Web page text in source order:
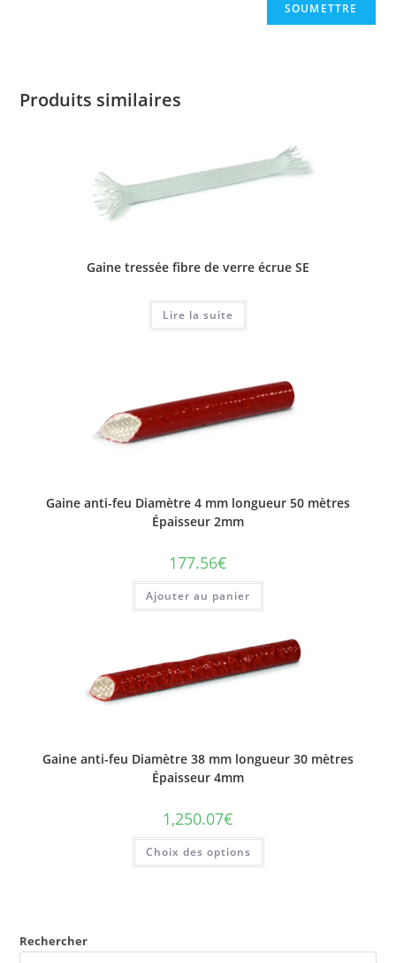
Produits similaires
Gaine tressée fibre de verre écrue SE
Lire la suite
Gaine anti-feu Diamètre 4 mm longueur 50 mètres
Épaisseur 2mm
177.56€
Ajouter au panier
Gaine anti-feu Diamètre 38 mm longueur 30 mètres
Épaisseur 4mm
1,250.07€
Choix des options
Ce
a
choisies
Rechercher